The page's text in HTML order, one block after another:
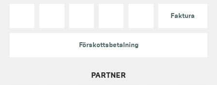
Faktura
Förskottsbetalning
PARTNER